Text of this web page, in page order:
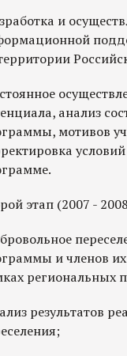
и
анализ
мотивов
этап (2007 -
и членов
региональных
результатов